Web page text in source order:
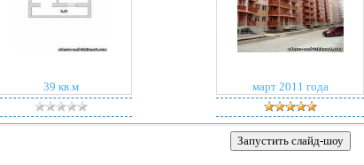
39 кв.м март 2011 года